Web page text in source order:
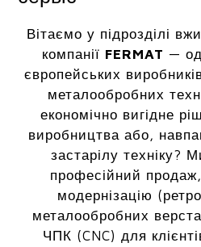
Вітаємо у підрозділі
компанії FERMAT —
європейських
металообробних
економічно вигідне
виробництва або,
застарілу техніку?
професійний
модернізацію
металообробних
ЧПК (CNC) для